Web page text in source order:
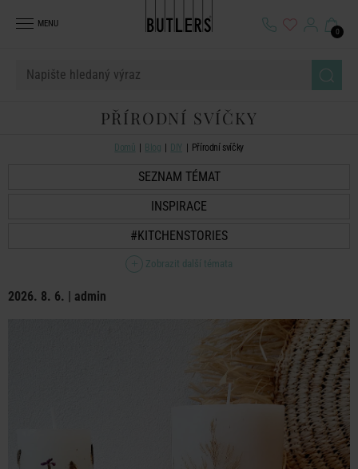
MENU
0
PŘÍRODNÍ SVÍČKY
Domů Blog DIY Přírodní svíčky
SEZNAM TÉMAT
INSPIRACE
#KITCHENSTORIES
Zobrazit další témata
2026. 8. 6. | admin